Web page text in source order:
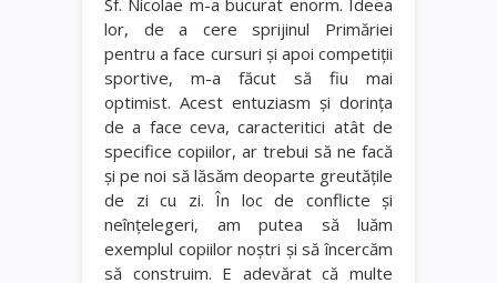
lor, de a cere sprijinul Primăriei
pentru a face cursuri şi apoi competiţii
sportive, m-a făcut să fiu mai
optimist. Acest entuziasm şi dorinţa
de a face ceva, caracteritici atât de
specifice copiilor, ar trebui să ne facă
şi pe noi să lăsăm deoparte greutăţile
de zi cu zi. În loc de conflicte şi
neînţelegeri, am putea să luăm
exemplul copiilor noştri şi să încercăm
să construim. E adevărat că multe